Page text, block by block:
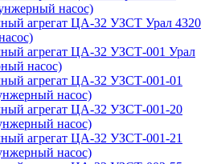
насос)
агрегат ЦА-32 УЗСТ Урал 4320
агрегат ЦА-32 УЗСТ-001 Урал
насос)
агрегат ЦА-32 УЗСТ-001-01
насос)
агрегат ЦА-32 УЗСТ-001-20
насос)
агрегат ЦА-32 УЗСТ-001-21
насос)